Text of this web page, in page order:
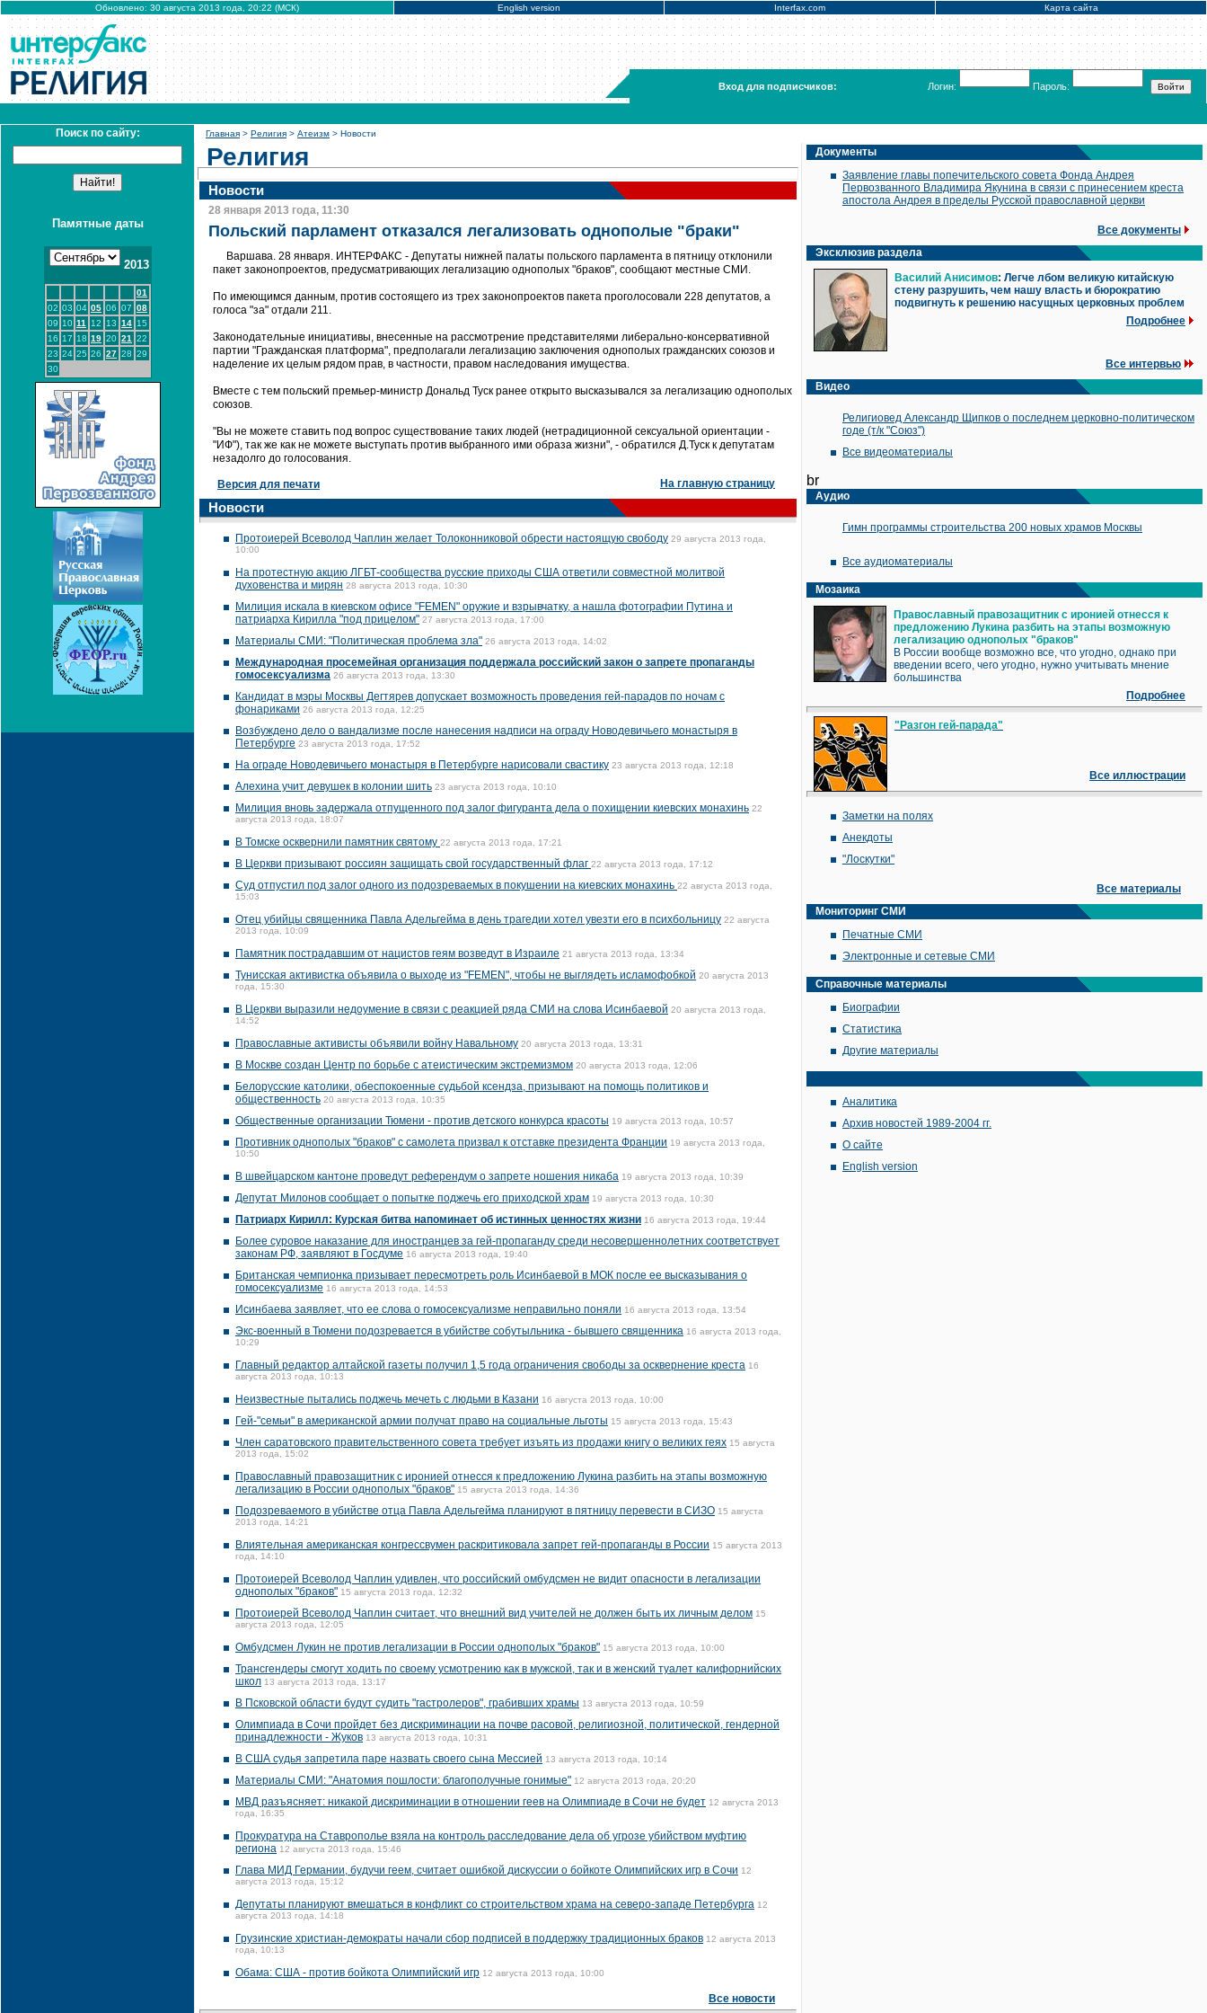
Обновлено: 30 августа 2013 года, 20:22 (МСК) English version Interfax.com Карта сайта
Вход для подписчиков: Логин: Пароль:
Поиск по сайту:
Памятные даты
2013
01
02 03 04 05 06 07 08
09 10 11 12 13 14 15
16 17 18 19 20 21
22
23 24 25 26 27 28 29
30
Главная > Религия > Атеизм > Новости
Религия
Новости
28 января 2013 года, 11:30
Польский парламент отказался легализовать однополые "браки"
Варшава. 28 января. ИНТЕРФАКС - Депутаты нижней палаты польского парламента в пятницу отклонили
пакет законопроектов, предусматривающих легализацию однополых "браков", сообщают местные СМИ.
По имеющимся данным, против состоящего из трех законопроектов пакета проголосовали 228 депутатов, а
голоса "за" отдали 211.
Законодательные инициативы, внесенные на рассмотрение представителями либерально-консервативной
партии "Гражданская платформа", предполагали легализацию заключения однополых гражданских союзов и
наделение их целым рядом прав, в частности, правом наследования имущества.
Вместе с тем польский премьер-министр Дональд Туск ранее открыто высказывался за легализацию однополых
союзов.
"Вы не можете ставить под вопрос существование таких людей (нетрадиционной сексуальной ориентации -
"ИФ"), так же как не можете выступать против выбранного ими образа жизни", - обратился Д.Туск к депутатам
незадолго до голосования.
Версия для печати На главную страницу
Новости
Протоиерей Всеволод Чаплин желает Толоконниковой обрести настоящую свободу 29 августа 2013 года,
10:00
На протестную акцию ЛГБТ-сообщества русские приходы США ответили совместной молитвой
духовенства и мирян 28 августа 2013 года, 10:30
Милиция искала в киевском офисе "FEMEN" оружие и взрывчатку, а нашла фотографии Путина и
патриарха Кирилла "под прицелом" 27 августа 2013 года, 17:00
Материалы СМИ: "Политическая проблема зла" 26 августа 2013 года, 14:02
Международная просемейная организация поддержала российский закон о запрете пропаганды
гомосексуализма 26 августа 2013 года, 13:30
Кандидат в мэры Москвы Дегтярев допускает возможность проведения гей-парадов по ночам с
фонариками 26 августа 2013 года, 12:25
Возбуждено дело о вандализме после нанесения надписи на ограду Новодевичьего монастыря в
Петербурге 23 августа 2013 года, 17:52
На ограде Новодевичьего монастыря в Петербурге нарисовали свастику 23 августа 2013 года, 12:18
Алехина учит девушек в колонии шить 23 августа 2013 года, 10:10
Милиция вновь задержала отпущенного под залог фигуранта дела о похищении киевских монахинь 22
августа 2013 года, 18:07
В Томске осквернили памятник святому 22 августа 2013 года, 17:21
В Церкви призывают россиян защищать свой государственный флаг 22 августа 2013 года, 17:12
Суд отпустил под залог одного из подозреваемых в покушении на киевских монахинь 22 августа 2013 года,
15:03
Отец убийцы священника Павла Адельгейма в день трагедии хотел увезти его в психбольницу 22 августа
2013 года, 10:09
Памятник пострадавшим от нацистов геям возведут в Израиле 21 августа 2013 года, 13:34
Тунисская активистка объявила о выходе из "FEMEN", чтобы не выглядеть исламофобкой 20 августа 2013
года, 15:30
В Церкви выразили недоумение в связи с реакцией ряда СМИ на слова Исинбаевой 20 августа 2013 года,
14:52
Православные активисты объявили войну Навальному 20 августа 2013 года, 13:31
В Москве создан Центр по борьбе с атеистическим экстремизмом 20 августа 2013 года, 12:06
Белорусские католики, обеспокоенные судьбой ксендза, призывают на помощь политиков и
общественность 20 августа 2013 года, 10:35
Общественные организации Тюмени - против детского конкурса красоты 19 августа 2013 года, 10:57
Противник однополых "браков" с самолета призвал к отставке президента Франции 19 августа 2013 года,
10:50
В швейцарском кантоне проведут референдум о запрете ношения никаба 19 августа 2013 года, 10:39
Депутат Милонов сообщает о попытке поджечь его приходской храм 19 августа 2013 года, 10:30
Патриарх Кирилл: Курская битва напоминает об истинных ценностях жизни 16 августа 2013 года, 19:44
Более суровое наказание для иностранцев за гей-пропаганду среди несовершеннолетних соответствует
законам РФ, заявляют в Госдуме 16 августа 2013 года, 19:40
Британская чемпионка призывает пересмотреть роль Исинбаевой в МОК после ее высказывания о
гомосексуализме 16 августа 2013 года, 14:53
Исинбаева заявляет, что ее слова о гомосексуализме неправильно поняли 16 августа 2013 года, 13:54
Экс-военный в Тюмени подозревается в убийстве собутыльника - бывшего священника 16 августа 2013 года,
10:29
Главный редактор алтайской газеты получил 1,5 года ограничения свободы за осквернение креста 16
августа 2013 года, 10:13
Неизвестные пытались поджечь мечеть с людьми в Казани 16 августа 2013 года, 10:00
Гей-"семьи" в американской армии получат право на социальные льготы 15 августа 2013 года, 15:43
Член саратовского правительственного совета требует изъять из продажи книгу о великих геях 15 августа
2013 года, 15:02
Православный правозащитник с иронией отнесся к предложению Лукина разбить на этапы возможную
легализацию в России однополых "браков" 15 августа 2013 года, 14:36
Подозреваемого в убийстве отца Павла Адельгейма планируют в пятницу перевести в СИЗО 15 августа
2013 года, 14:21
Влиятельная американская конгрессвумен раскритиковала запрет гей-пропаганды в России 15 августа 2013
года, 14:10
Протоиерей Всеволод Чаплин удивлен, что российский омбудсмен не видит опасности в легализации
однополых "браков" 15 августа 2013 года, 12:32
Протоиерей Всеволод Чаплин считает, что внешний вид учителей не должен быть их личным делом 15
августа 2013 года, 12:05
Омбудсмен Лукин не против легализации в России однополых "браков" 15 августа 2013 года, 10:00
Трансгендеры смогут ходить по своему усмотрению как в мужской, так и в женский туалет калифорнийских
школ 13 августа 2013 года, 13:17
В Псковской области будут судить "гастролеров", грабивших храмы 13 августа 2013 года, 10:59
Олимпиада в Сочи пройдет без дискриминации на почве расовой, религиозной, политической, гендерной
принадлежности - Жуков 13 августа 2013 года, 10:31
В США судья запретила паре назвать своего сына Мессией 13 августа 2013 года, 10:14
Материалы СМИ: "Анатомия пошлости: благополучные гонимые" 12 августа 2013 года, 20:20
МВД разъясняет: никакой дискриминации в отношении геев на Олимпиаде в Сочи не будет 12 августа 2013
года, 16:35
Прокуратура на Ставрополье взяла на контроль расследование дела об угрозе убийством муфтию
региона 12 августа 2013 года, 15:46
Глава МИД Германии, будучи геем, считает ошибкой дискуссии о бойкоте Олимпийских игр в Сочи 12
августа 2013 года, 15:12
Депутаты планируют вмешаться в конфликт со строительством храма на северо-западе Петербурга 12
августа 2013 года, 14:18
Грузинские христиан-демократы начали сбор подписей в поддержку традиционных браков 12 августа 2013
года, 10:13
Обама: США - против бойкота Олимпийский игр 12 августа 2013 года, 10:00
Все новости
Документы
Заявление главы попечительского совета Фонда Андрея
Первозванного Владимира Якунина в связи с принесением креста
апостола Андрея в пределы Русской православной церкви
Все документы
Эксклюзив раздела
Василий Анисимов: Легче лбом великую китайскую
стену разрушить, чем нашу власть и бюрократию
подвигнуть к решению насущных церковных проблем
Подробнее
Все интервью
Видео
Религиовед Александр Щипков о последнем церковно-политическом
годе (т/к "Союз")
Все видеоматериалы
br
Аудио
Гимн программы строительства 200 новых храмов Москвы
Все аудиоматериалы
Мозаика
Православный правозащитник с иронией отнесся к
предложению Лукина разбить на этапы возможную
легализацию однополых "браков"
В России вообще возможно все, что угодно, однако при
введении всего, чего угодно, нужно учитывать мнение
большинства
Подробнее
"Разгон гей-парада"
Все иллюстрации
Заметки на полях
Анекдоты
"Лоскутки"
Все материалы
Мониторинг СМИ
Печатные СМИ
Электронные и сетевые СМИ
Справочные материалы
Биографии
Статистика
Другие материалы
Аналитика
Архив новостей 1989-2004 гг.
О сайте
English version